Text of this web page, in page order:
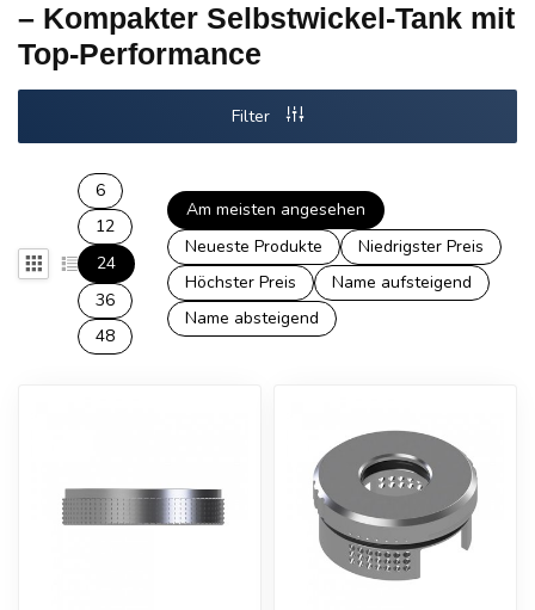
– Kompakter Selbstwickel-Tank mit
Top-Performance
Filter
6
12
24
36
48
Am meisten angesehen
Neueste Produkte
Niedrigster Preis
Höchster Preis
Name aufsteigend
Name absteigend